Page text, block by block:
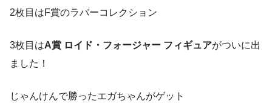
2枚目はF賞のラバーコレクション
3枚目はA賞 ロイド・フォージャー フィギュアがついに出
ました！
じゃんけんで勝ったエガちゃんがゲット